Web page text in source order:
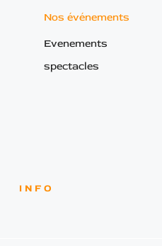
Nos événements
Evenements
spectacles
INFO